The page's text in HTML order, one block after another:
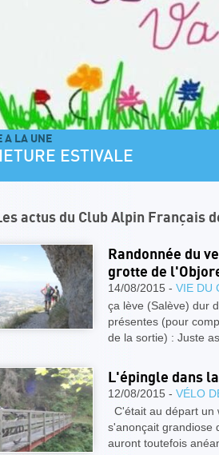
A LA UNE
ESTIVALE
actus du Club Alpin Français
Randonnée du
grotte de
14/08/2015 - VIE DU
ça lève (Salève) dur
présentes (pour
de la sortie) : Juste
L'épingle dans
12/08/2015 - VÉLO
C'était au départ un
s'anonçait grandiose
auront toutefois